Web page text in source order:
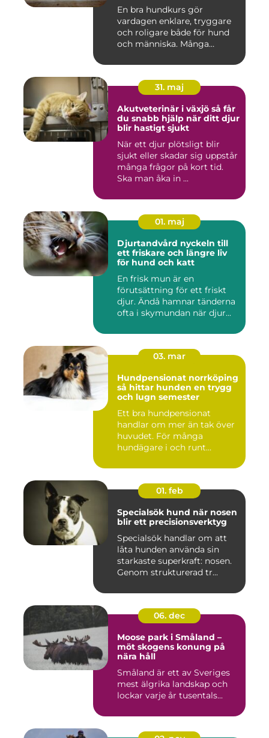
En bra hundkurs gör
vardagen enklare, tryggare
och roligare både för hund
och människa. Många
31. maj
Akutveterinär i växjö så får
du snabb hjälp när ditt djur
blir hastigt sjukt
När ett djur plötsligt blir
sjukt eller skadar sig uppstår
många frågor på kort tid.
Ska man åka in ...
01. maj
Djurtandvård nyckeln till
ett friskare och längre liv
för hund och katt
En frisk mun är en
förutsättning för ett friskt
djur. Ändå hamnar tänderna
ofta i skymundan när djur...
03. mar
Hundpensionat norrköping
så hittar hunden en trygg
och lugn semester
Ett bra hundpensionat
handlar om mer än tak över
huvudet. För många
hundägare i och runt
01. feb
Specialsök hund när nosen
blir ett precisionsverktyg
Specialsök handlar om att
låta hunden använda sin
starkaste superkraft: nosen.
Genom strukturerad tr...
06. dec
Moose park i Småland –
möt skogens konung på
nära håll
Småland är ett av Sveriges
mest älgrika landskap och
lockar varje år tusentals...